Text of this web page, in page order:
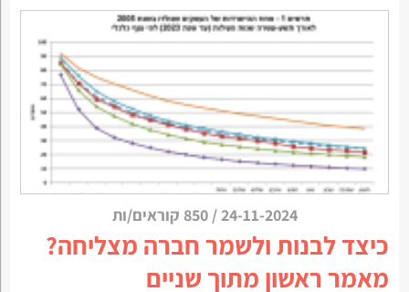
24-11-2024
/850 קוראים/ות
כיצד לבנות ולשמר חברה מצליחה?
מאמר ראשון מתוך שניים